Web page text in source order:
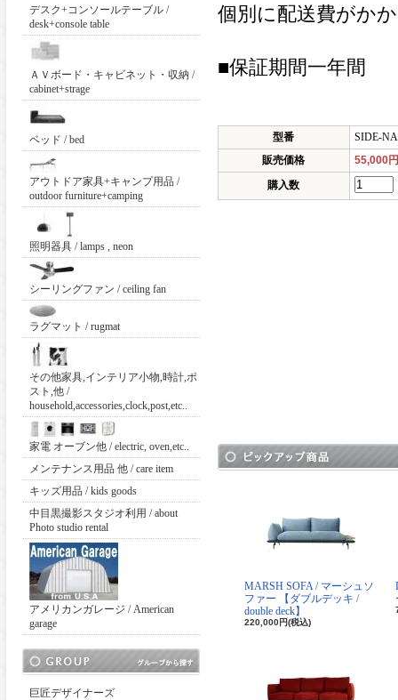
デスク+コンソールテーブル /
desk+console table
ＡＶボード・キャビネット・収納 /
cabinet+strage
ベッド / bed
アウトドア家具+キャンプ用品 /
outdoor furniture+camping
照明器具 / lamps , neon
シーリングファン / ceiling fan
ラグマット / rugmat
その他家具,インテリア小物,時計,ポ
スト,他 /
household,accessories,clock,post,etc..
家電 オーブン他 / electric, oven,etc..
メンテナンス用品 他 / care item
キッズ用品 / kids goods
中目黒撮影スタジオ利用 / about
Photo studio rental
アメリカンガレージ / American
garage
巨匠デザイナーズ
個別に配送費がか
■保証期間一年間
型番
SIDE-
販売価格
55,000
購入数
MARSH SOFA / マーシュソ
ファー 【ダブルデッキ /
double deck】
220,000円(税込)